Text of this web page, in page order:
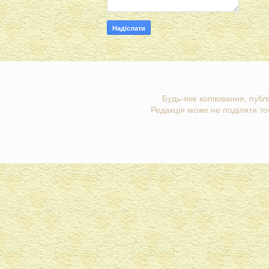
Будь-яке копіювання,
Редакція може не поділяти